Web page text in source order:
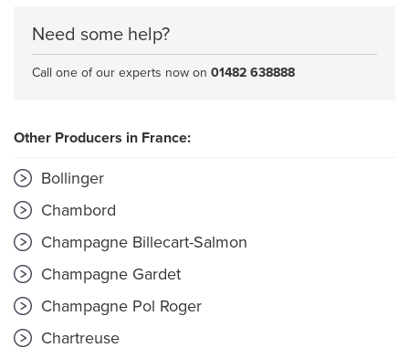
Need some help?
Call one of our experts now on 01482 638888
Other Producers in France:
Bollinger
Chambord
Champagne Billecart-Salmon
Champagne Gardet
Champagne Pol Roger
Chartreuse